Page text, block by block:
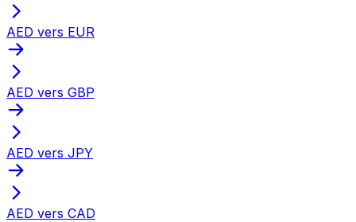
AED vers EUR
AED vers GBP
AED vers JPY
AED vers CAD